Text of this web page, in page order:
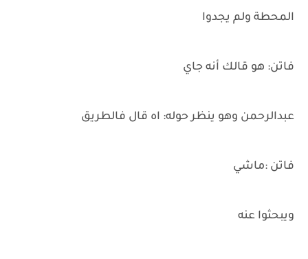
المحطة ولم يجدوا
فاتن: هو قالك أنه جاي
عبدالرحمن وهو ينظر حوله: اه قال فالطريق
فاتن :ماشي
ويبحثوا عنه